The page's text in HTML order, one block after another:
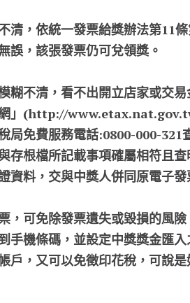
清，依統一發票給獎辦法第11
誤，該張發票仍可兌領獎。
糊不清，看不出開立店家或交
」(http://
局免費服務電話:0800-000-
存根檔所記載事項確屬相符且
資料，交與中獎人併同原電子
，可免除發票遺失或毀損的風
手機條碼，並設定中獎獎金匯
戶，又可以免徵印花稅，可說